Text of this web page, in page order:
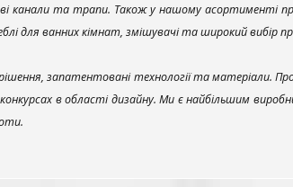
канали та трапи. Також у нашому асортименті
для ванних кімнат, змішувачі та широкий вибір
запатентовані технології та матеріали.
в області дизайну. Ми є найбільшим